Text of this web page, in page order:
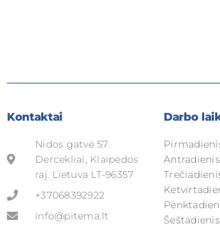
Kontaktai
Nidos gatvė 57
Dercekliai, Klaipėdos
raj. Lietuva LT-96357
+37068392922
info@pitema.lt
Darbo
Antradienis
Šeštadienis